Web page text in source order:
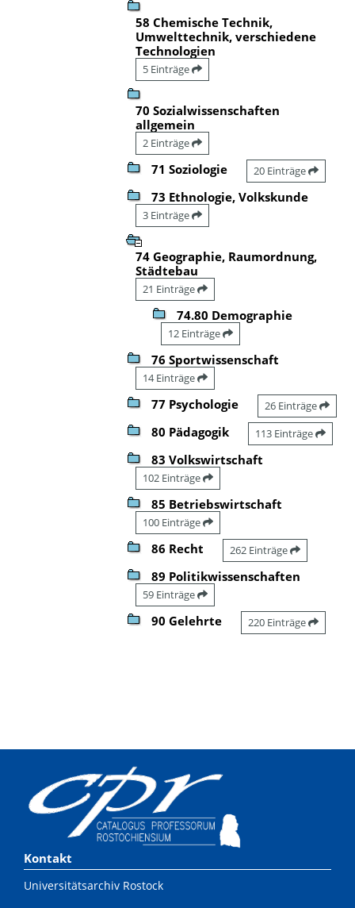
58 Chemische Technik,
Umwelttechnik, verschiedene
Technologien
5 Einträge
70 Sozialwissenschaften
allgemein
2 Einträge
71 Soziologie 20 Einträge
73 Ethnologie, Volkskunde
3 Einträge
74 Geographie, Raumordnung,
Städtebau
21 Einträge
74.80 Demographie
12 Einträge
76 Sportwissenschaft
14 Einträge
77 Psychologie 26 Einträge
80 Pädagogik 113 Einträge
83 Volkswirtschaft
102 Einträge
85 Betriebswirtschaft
100 Einträge
86 Recht 262 Einträge
89 Politikwissenschaften
59 Einträge
90 Gelehrte 220 Einträge
Kontakt
Universitätsarchiv Rostock